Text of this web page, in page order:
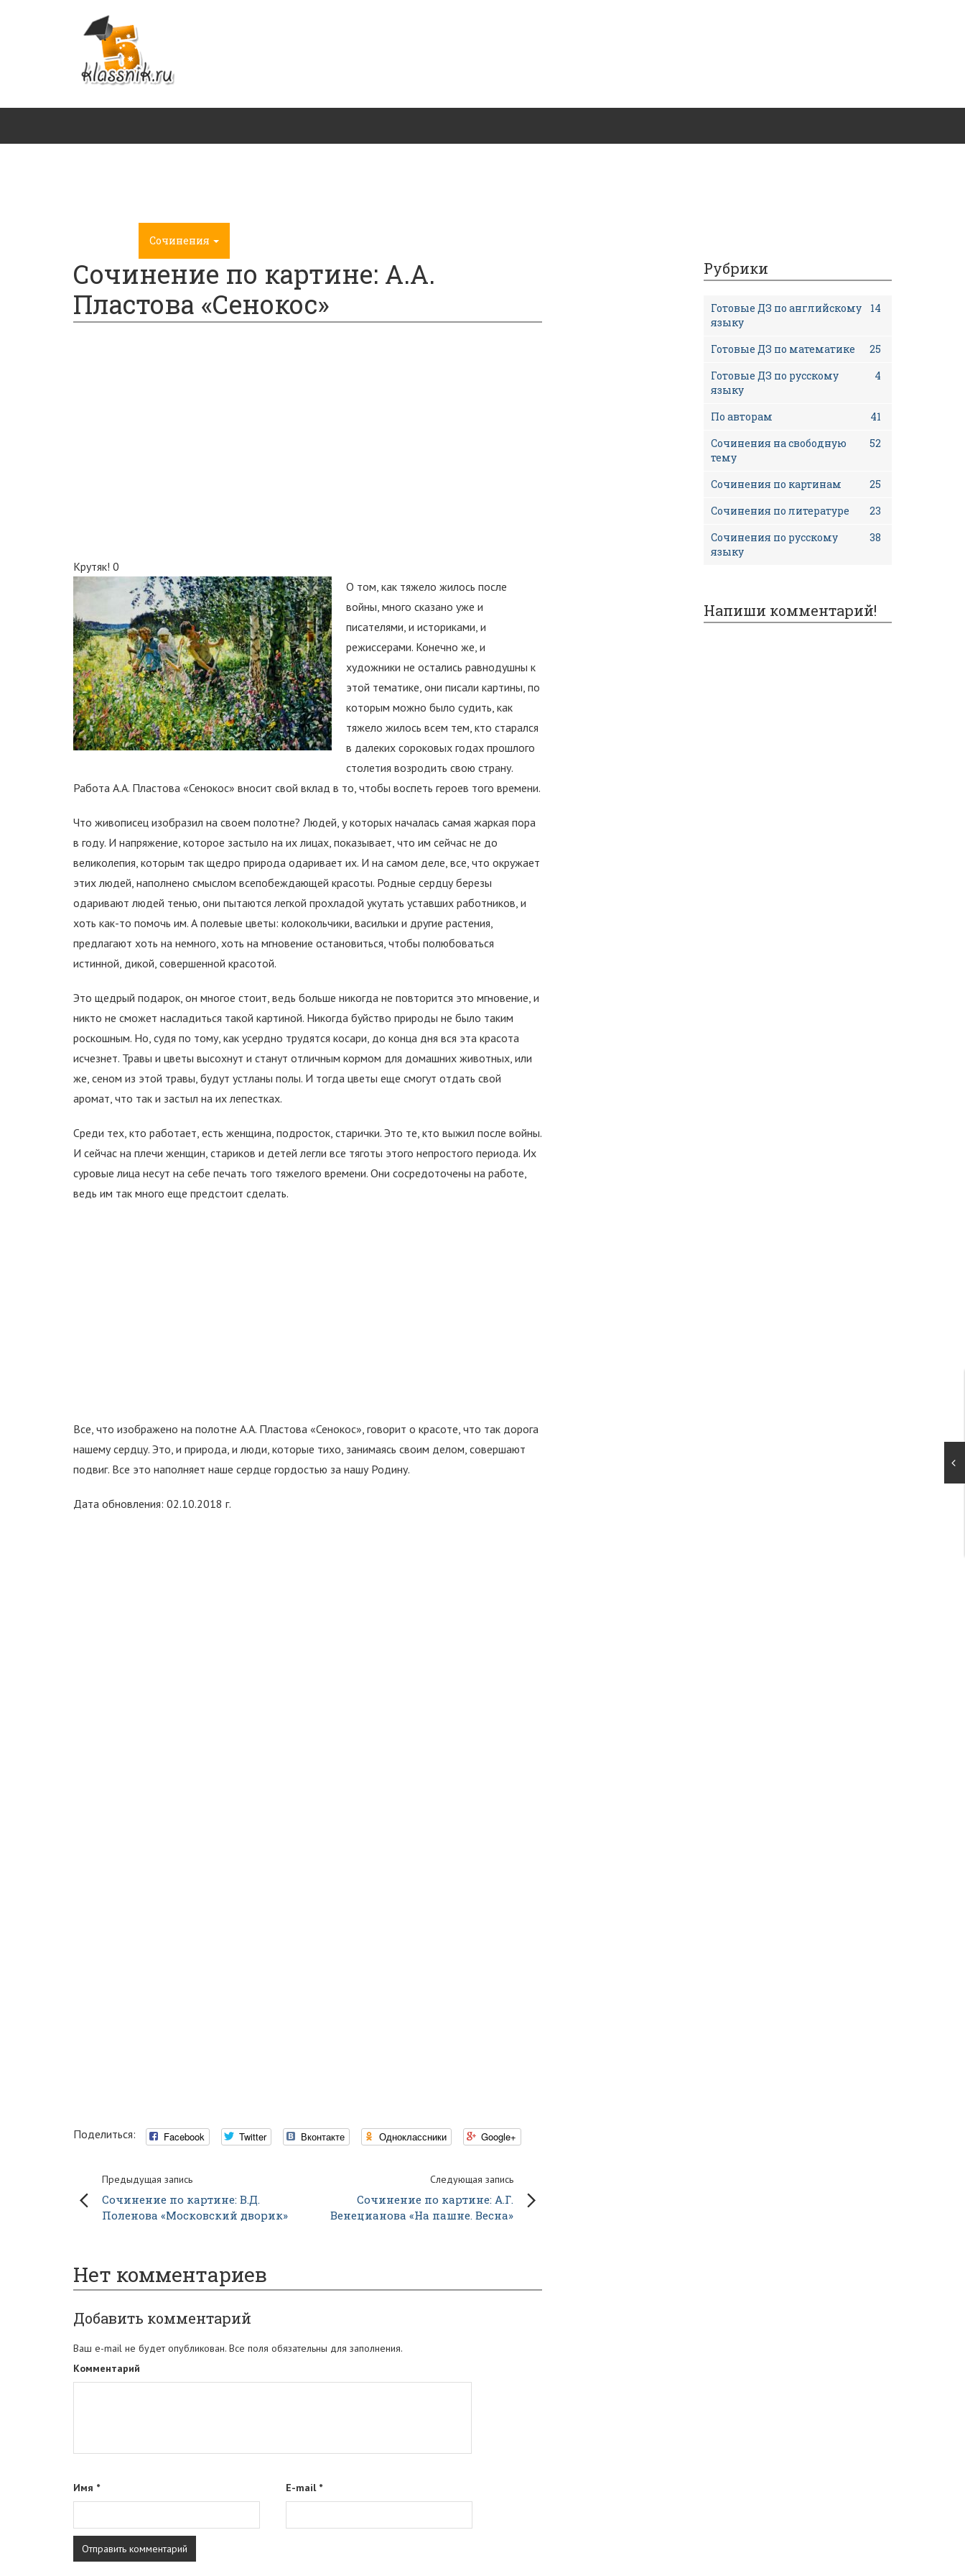
Сочинения
Сочинение по картине: А.А.
Пластова «Сенокос»
Крутяк! 0
О том, как тяжело жилось после
войны, много сказано уже и
писателями, и историками, и
режиссерами. Конечно же, и
художники не остались равнодушны к
этой тематике, они писали картины, по
которым можно было судить, как
тяжело жилось всем тем, кто старался
в далеких сороковых годах прошлого
столетия возродить свою страну.
Работа А.А. Пластова «Сенокос» вносит свой вклад в то, чтобы воспеть героев того времени.
Что живописец изобразил на своем полотне? Людей, у которых началась самая жаркая пора
в году. И напряжение, которое застыло на их лицах, показывает, что им сейчас не до
великолепия, которым так щедро природа одаривает их. И на самом деле, все, что окружает
этих людей, наполнено смыслом всепобеждающей красоты. Родные сердцу березы
одаривают людей тенью, они пытаются легкой прохладой укутать уставших работников, и
хоть как-то помочь им. А полевые цветы: колокольчики, васильки и другие растения,
предлагают хоть на немного, хоть на мгновение остановиться, чтобы полюбоваться
истинной, дикой, совершенной красотой.
Это щедрый подарок, он многое стоит, ведь больше никогда не повторится это мгновение, и
никто не сможет насладиться такой картиной. Никогда буйство природы не было таким
роскошным. Но, судя по тому, как усердно трудятся косари, до конца дня вся эта красота
исчезнет. Травы и цветы высохнут и станут отличным кормом для домашних животных, или
же, сеном из этой травы, будут устланы полы. И тогда цветы еще смогут отдать свой
аромат, что так и застыл на их лепестках.
Среди тех, кто работает, есть женщина, подросток, старички. Это те, кто выжил после войны.
И сейчас на плечи женщин, стариков и детей легли все тяготы этого непростого периода. Их
суровые лица несут на себе печать того тяжелого времени. Они сосредоточены на работе,
ведь им так много еще предстоит сделать.
Все, что изображено на полотне А.А. Пластова «Сенокос», говорит о красоте, что так дорога
нашему сердцу. Это, и природа, и люди, которые тихо, занимаясь своим делом, совершают
подвиг. Все это наполняет наше сердце гордостью за нашу Родину.
Дата обновления: 02.10.2018 г.
Поделиться: Facebook Twitter Вконтакте Одноклассники Google+
Предыдущая запись
Сочинение по картине: В.Д.
Поленова «Московский дворик»
Следующая запись
Сочинение по картине: А.Г.
Венецианова «На пашне. Весна»
Нет комментариев
Добавить комментарий
Ваш e-mail не будет опубликован. Все поля обязательны для заполнения.
Комментарий
Имя * E-mail *
Рубрики
Готовые ДЗ по английскому
языку
14
Готовые ДЗ по математике
25
Готовые ДЗ по русскому
языку
4
По авторам
41
Сочинения на свободную
тему
52
Сочинения по картинам
25
Сочинения по литературе
23
Сочинения по русскому
языку
38
Напиши комментарий!